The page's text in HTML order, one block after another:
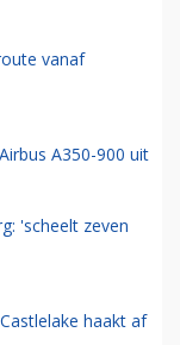
vanaf
A350-900 uit
'scheelt zeven
haakt af